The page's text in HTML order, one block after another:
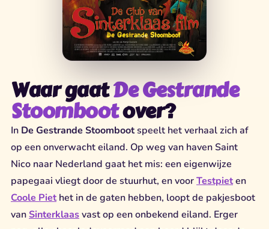
Waar gaatDe Gestrande
Stoombootover?
In De Gestrande Stoombootspeelt het verhaal zich af
op een onverwacht eiland. Op weg van haven Saint
Nico naar Nederland gaat het mis: een eigenwijze
papegaai vliegt door de stuurhut, en voorTestpieten
Coole Piethet in de gaten hebben, loopt de pakjesboot
vanSinterklaasvast op een onbekend eiland. Erger